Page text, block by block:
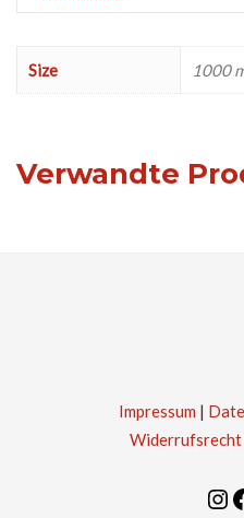
Size 1000
Verwandte
Impressum |
Widerrufsrecht